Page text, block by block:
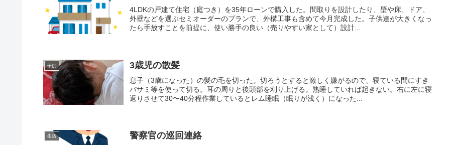
4LDKの戸建て住宅（庭つき）を35年ローンで購入した。間取りを設計したり、壁や床、ドア、
外壁などを選ぶセミオーダーのプランで、外構工事も含めて今月完成した。子供達が大きくなっ
たら手放すことを前提に、使い勝手の良い（売りやすい家として）設計...
子供 3歳児の散髪
息子（3歳になった）の髪の毛を切った。切ろうとすると激しく嫌がるので、寝ている間にすき
バサミ等を使って切る。耳の周りと後頭部を刈り上げる。熟睡していれば起きない。右に左に寝
返りさせて30〜40分程作業しているとレム睡眠（眠りが浅く）になった...
生活 警察官の巡回連絡